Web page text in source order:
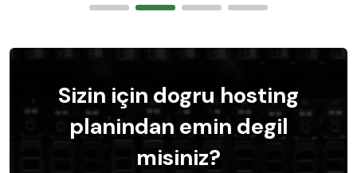
Sizin için dogru hosting
planindan emin degil
misiniz?